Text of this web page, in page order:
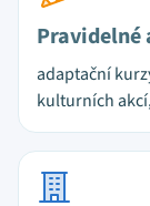
Pravidelné
adaptační
kulturních